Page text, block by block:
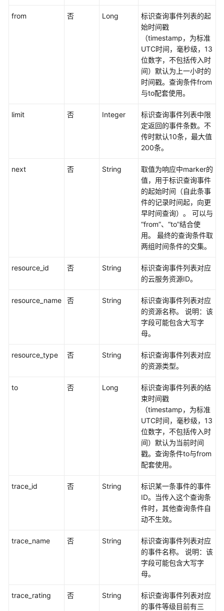
API
件
弃）
from 否 Long
标识查询事件列表的起
始时间戳
（timestamp，为标准
UTC时间，毫秒级，13
位数字，不包括传入时
间）默认为上一小时的
时间戳。查询条件from
与to配套使用。
limit 否 Integer
标识查询事件列表中限
定返回的事件条数。不
传时默认10条，最大值
200条。
next 否 String
取值为响应中marker的
值，用于标识查询事件
的起始时间（自此条事
件的记录时间起，向更
早时间查询）。 可以与
“from”、“to”结合使
用。 最终的查询条件取
两组时间条件的交集。
resource_id 否 String
标识查询事件列表对应
的云服务资源ID。
resource_name 否 String
标识查询事件列表对应
的资源名称。 说明：该
字段可能包含大写字
母。
resource_type 否 String
标识查询事件列表对应
的资源类型。
to 否 Long
标识查询事件列表的结
束时间戳
（timestamp，为标准
UTC时间，毫秒级，13
位数字，不包括传入时
间）默认为当前时间
戳。查询条件to与from
配套使用。
trace_id 否 String
标识某一条事件的事件
ID。当传入这个查询条
件时，其他查询条件自
动不生效。
trace_name 否 String
标识查询事件列表对应
的事件名称。 说明：该
字段可能包含大写字
母。
trace_rating 否 String
标识查询事件列表对应
的事件等级目前有三